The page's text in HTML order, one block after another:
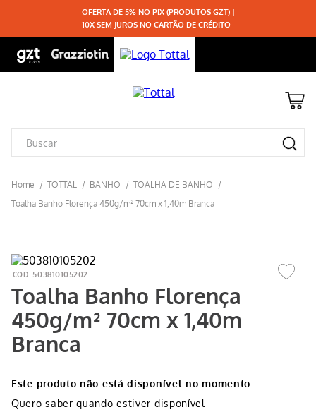
OFERTA DE 5% NO PIX (PRODUTOS GZT) |
10X SEM JUROS NO CARTÃO DE CRÉDITO
TOTTAL BANHO
TOALHA DE BANHO
Toalha Banho Florença 450g/m² 70cm x 1,40m Branca
503810105202
Toalha Banho Florença
450g/m² 70cm x 1,40m
Branca
Este produto não está disponível no momento
Quero saber quando estiver disponível